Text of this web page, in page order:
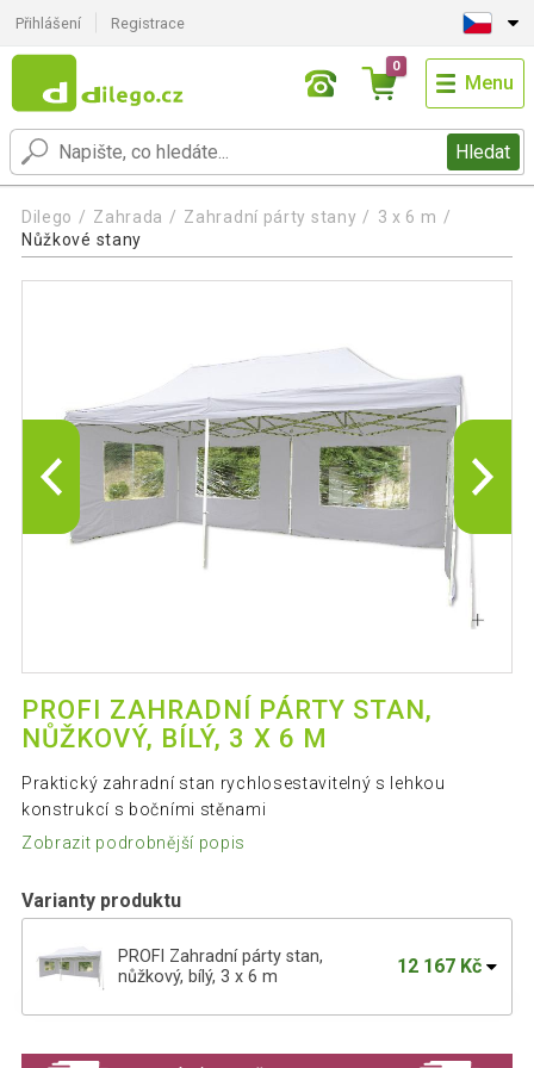
Přihlášení Registrace
Hledat
0
Menu
Dilego Zahrada Zahradní párty stany
3 x 6 m
Nůžkové stany
PROFI ZAHRADNÍ PÁRTY STAN,
NŮŽKOVÝ, BÍLÝ, 3 X 6 M
Praktický zahradní stan rychlosestavitelný s lehkou
konstrukcí s bočními stěnami
Zobrazit podrobnější popis
Varianty produktu
PROFI Zahradní párty stan,
nůžkový, bílý, 3 x 6 m
12 167 Kč
černý, 3 x 6 m